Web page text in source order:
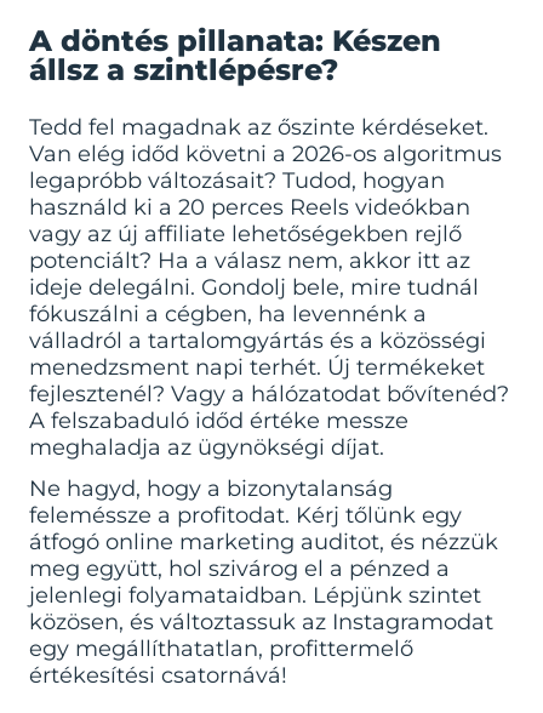
A döntés pillanata: Készen
állsz a szintlépésre?
Tedd fel magadnak az őszinte kérdéseket.
Van elég időd követni a 2026-os algoritmus
legapróbb változásait? Tudod, hogyan
használd ki a 20 perces Reels videókban
vagy az új affiliate lehetőségekben rejlő
potenciált? Ha a válasz nem, akkor itt az
ideje delegálni. Gondolj bele, mire tudnál
fókuszálni a cégben, ha levennénk a
válladról a tartalomgyártás és a közösségi
menedzsment napi terhét. Új termékeket
fejlesztenél? Vagy a hálózatodat bővítenéd?
A felszabaduló időd értéke messze
meghaladja az ügynökségi díjat.
Ne hagyd, hogy a bizonytalanság
feleméssze a profitodat. Kérj tőlünk egy
átfogó online marketing auditot, és nézzük
meg együtt, hol szivárog el a pénzed a
jelenlegi folyamataidban. Lépjünk szintet
közösen, és változtassuk az Instagramodat
egy megállíthatatlan, profittermelő
értékesítési csatornává!